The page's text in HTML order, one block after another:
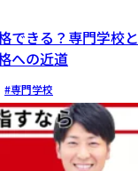
できる？専門学校と
への近道
#専門学校